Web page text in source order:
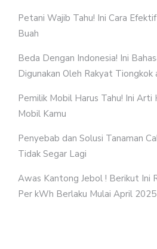
Petani Wajib Tahu! Ini Cara
Buah
Beda Dengan Indonesia! Ini
Digunakan Oleh Rakyat Tiongkok
Pemilik Mobil Harus Tahu! Ini Arti
Mobil Kamu
Penyebab dan Solusi Tanaman
Tidak Segar Lagi
Awas Kantong Jebol ! Berikut Ini
Per kWh Berlaku Mulai April 2025